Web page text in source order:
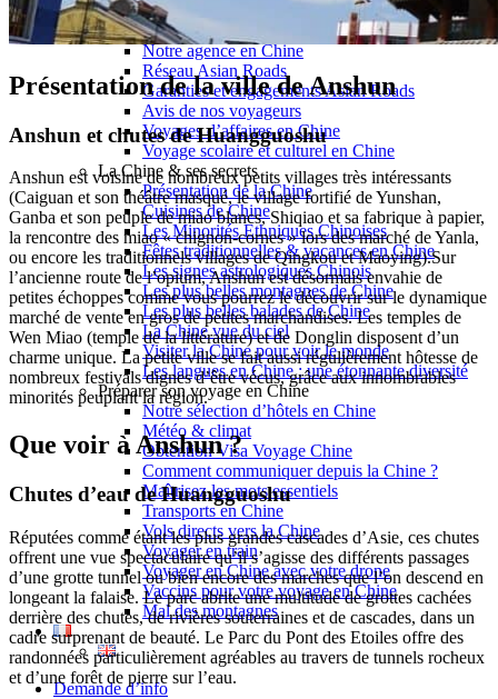
Infos pratiques
Notre agence
Notre agence en Chine
Réseau Asian Roads
Garanties et engagements Asian Roads
Avis de nos voyageurs
Voyages d’affaires en Chine
Voyage scolaire et culturel en Chine
La Chine & ses secrets
Présentation de la Chine
Cuisines de Chine
Les Minorités Ethniques Chinoises
Fêtes traditionnelles & vacances en Chine
Les signes astrologiques Chinois
Les plus belles montagnes de Chine
Les plus belles balades de Chine
La Chine vue du ciel
Visiter la Chine pour voir le monde
Les langues en Chine : une étonnante diversité
Préparer son voyage en Chine
Notre sélection d’hôtels en Chine
Météo & climat
Obtention Visa Voyage Chine
Comment communiquer depuis la Chine ?
Maîtrisez les mots essentiels
Transports en Chine
Vols directs vers la Chine
Voyager en train
Voyager en Chine avec votre drone
Vaccins pour votre voyage en Chine
Mal des montagnes
Demande d’info
Présentation de la ville de Anshun
Anshun et chutes de Huangguoshu
Anshun est voisine de nombreux petits villages très intéressants
(Caiguan et son théâtre masqué, le village fortifié de Yunshan,
Ganba et son peuple de miao blancs, Shiqiao et sa fabrique à papier,
la rencontre des miao « chignon-cornes » lors des marché de Yanla,
ou encore les traditionnels villages de Qingkou et Maoying).Sur
l’ancienne route de l’opium, Anshun est désormais envahie de
petites échoppes comme vous pourrez le découvrir sur le dynamique
marché de vente en gros de petites marchandises. Les temples de
Wen Miao (temple de la littérature) et de Donglin disposent d’un
charme unique. La petite ville se fait aussi régulièrement hôtesse de
nombreux festivals dignes d’être vécus, grâce aux innombrables
minorités peuplant la région.
Que voir à Anshun ?
Chutes d’eau de Huangguoshu
Réputées comme étant les plus grandes cascades d’Asie, ces chutes
offrent une vue spectaculaire qu’il s’agisse des différents passages
d’une grotte tunnel ou bien encore des marches que l’on descend en
longeant la falaise. Le parc abrite une multitude de grottes cachées
derrière des chutes, de rivières souterraines et de cascades, dans un
cadre surprenant de beauté. Le Parc du Pont des Etoiles offre des
randonnées particulièrement agréables au travers de tunnels rocheux
et d’une forêt de pierre sur l’eau.